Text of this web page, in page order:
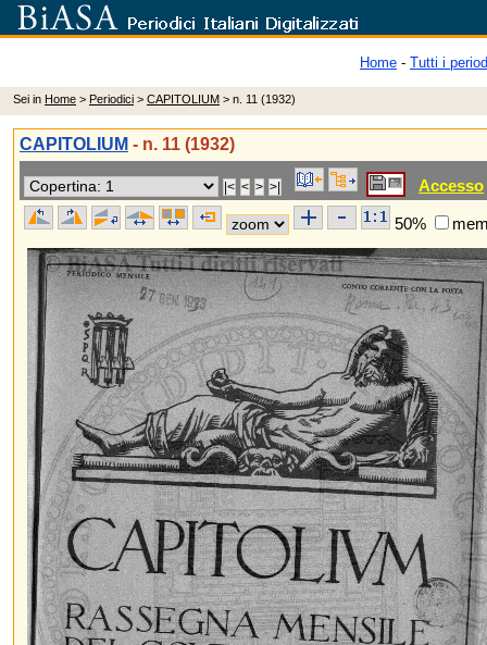
Home - Tutti i
Sei in Home > Periodici > CAPITOLIUM > n. 11 (1932)
CAPITOLIUM - n. 11 (1932)
Accesso
50%